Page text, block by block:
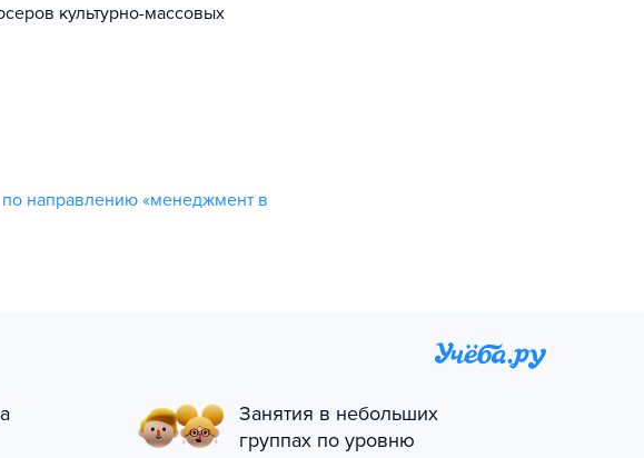
культурно-массовых
направлению «менеджмент в
Занятия в небольших
группах по уровню